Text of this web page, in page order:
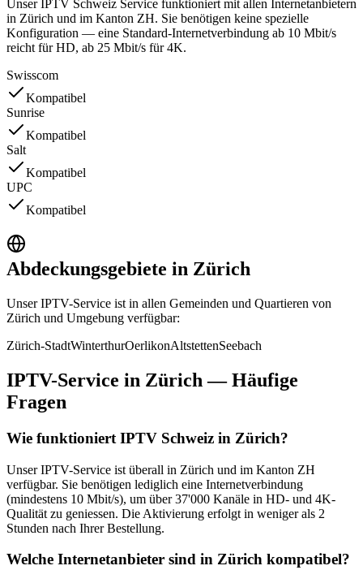
Unser IPTV Schweiz Service funktioniert mit allen Internetanbietern
in Zürich und im Kanton ZH. Sie benötigen keine spezielle
Konfiguration — eine Standard-Internetverbindung ab 10 Mbit/s
reicht für HD, ab 25 Mbit/s für 4K.
Swisscom
Kompatibel
Sunrise
Kompatibel
Salt
Kompatibel
UPC
Kompatibel
Abdeckungsgebiete in Zürich
Unser IPTV-Service ist in allen Gemeinden und Quartieren von
Zürich und Umgebung verfügbar:
Zürich-StadtWinterthurOerlikonAltstettenSeebach
IPTV-Service in Zürich — Häufige
Fragen
Wie funktioniert IPTV Schweiz in Zürich?
Unser IPTV-Service ist überall in Zürich und im Kanton ZH
verfügbar. Sie benötigen lediglich eine Internetverbindung
(mindestens 10 Mbit/s), um über 37'000 Kanäle in HD- und 4K-
Qualität zu geniessen. Die Aktivierung erfolgt in weniger als 2
Stunden nach Ihrer Bestellung.
Welche Internetanbieter sind in Zürich kompatibel?